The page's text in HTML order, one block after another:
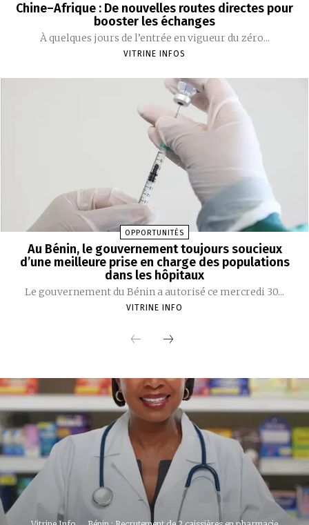
Chine–Afrique : De nouvelles routes directes pour
booster les échanges
À quelques jours de l’entrée en vigueur du zéro...
VITRINE INFOS
OPPORTUNITÉS
Au Bénin, le gouvernement toujours soucieux
d’une meilleure prise en charge des populations
dans les hôpitaux
Le gouvernement du Bénin a autorisé ce mercredi 30...
VITRINE INFO